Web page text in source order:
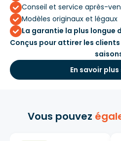
Conseil et service après-
Modèles originaux et légaux
La garantie la plus longue
Conçus pour attirer les
En savoir
Vous pouvez